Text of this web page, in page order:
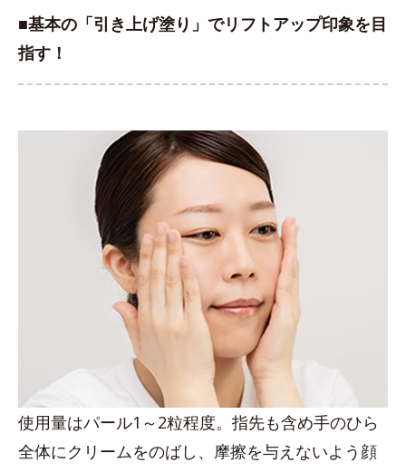
■基本の「引き上げ塗り」でリフトアップ印象を目
指す！
使用量はパール1～2粒程度。指先も含め手のひら
全体にクリームをのばし、摩擦を与えないよう顔